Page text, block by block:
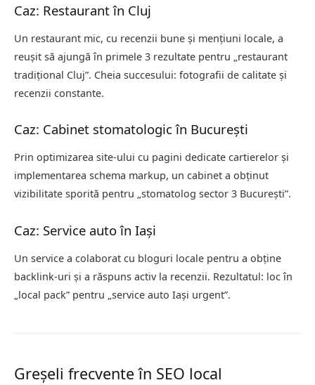
Caz: Restaurant în Cluj
Un restaurant mic, cu recenzii bune și mențiuni locale, a
reușit să ajungă în primele 3 rezultate pentru „restaurant
tradițional Cluj”. Cheia succesului: fotografii de calitate și
recenzii constante.
Caz: Cabinet stomatologic în București
Prin optimizarea site-ului cu pagini dedicate cartierelor și
implementarea schema markup, un cabinet a obținut
vizibilitate sporită pentru „stomatolog sector 3 București”.
Caz: Service auto în Iași
Un service a colaborat cu bloguri locale pentru a obține
backlink-uri și a răspuns activ la recenzii. Rezultatul: loc în
„local pack” pentru „service auto Iași urgent”.
Greșeli frecvente în SEO local